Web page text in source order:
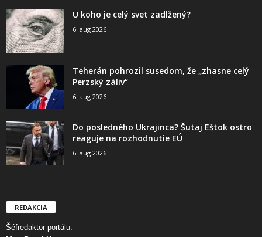
U koho je celý svet zadlžený?
6. aug 2026
Teherán pohrozil susedom, že „zhasne celý
Perzský záliv“
6. aug 2026
Do posledného Ukrajinca? Šutaj Eštok ostro
reaguje na rozhodnutie EÚ
6. aug 2026
REDAKCIA
Šéfredaktor portálu: